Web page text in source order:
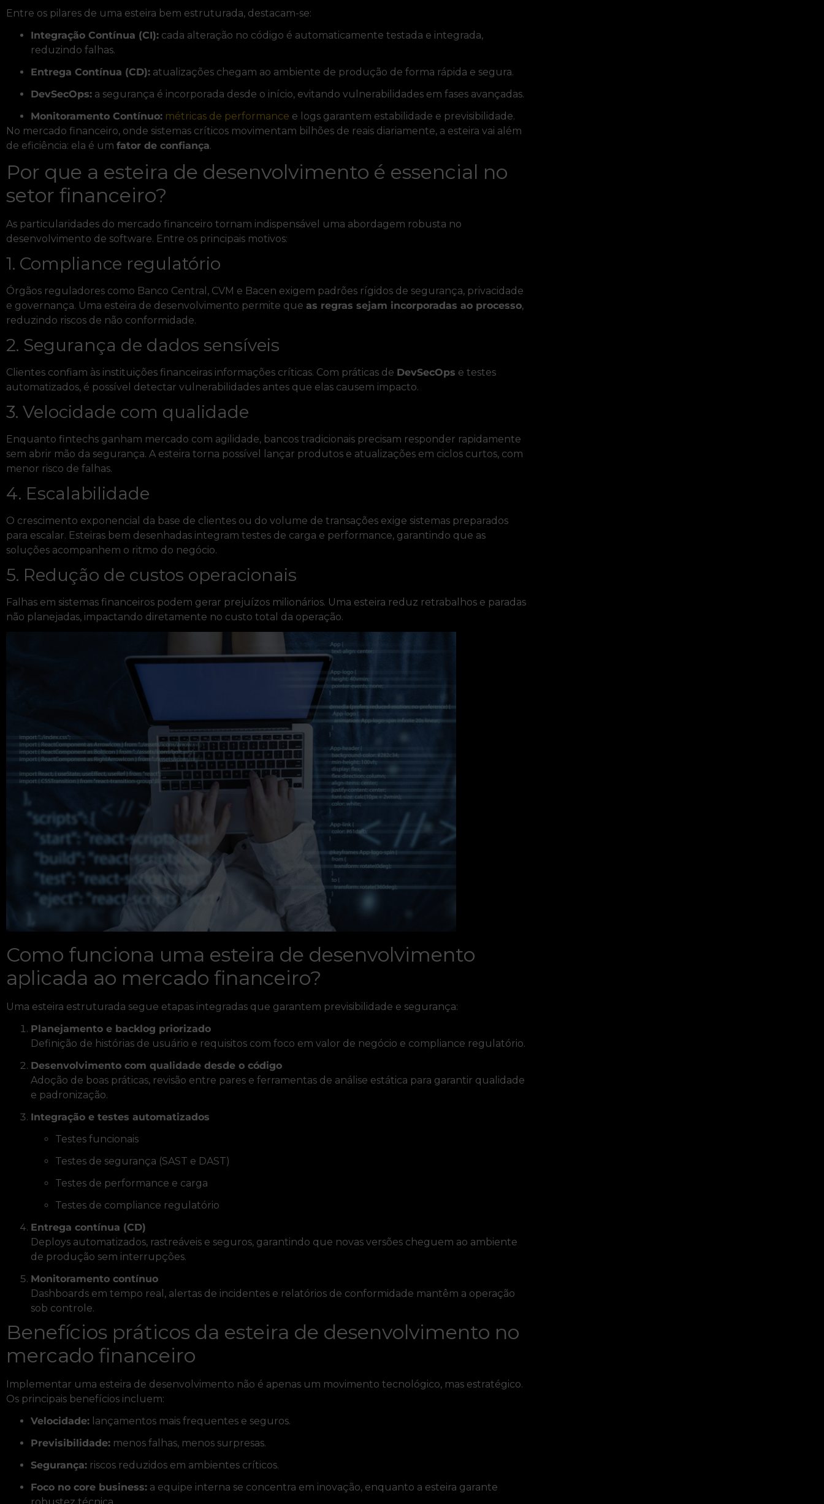
Entre os pilares de uma esteira bem estruturada, destacam-se:
Integração Contínua (CI): cada alteração no código é automaticamente testada e integrada,
reduzindo falhas.
Entrega Contínua (CD): atualizações chegam ao ambiente de produção de forma rápida e segura.
DevSecOps: a segurança é incorporada desde o início, evitando vulnerabilidades em fases avançadas.
Monitoramento Contínuo: métricas de performance e logs garantem estabilidade e previsibilidade.
No mercado financeiro, onde sistemas críticos movimentam bilhões de reais diariamente, a esteira vai além
de eficiência: ela é um fator de confiança.
Por que a esteira de desenvolvimento é essencial no
setor financeiro?
As particularidades do mercado financeiro tornam indispensável uma abordagem robusta no
desenvolvimento de software. Entre os principais motivos:
1. Compliance regulatório
Órgãos reguladores como Banco Central, CVM e Bacen exigem padrões rígidos de segurança, privacidade
e governança. Uma esteira de desenvolvimento permite que as regras sejam incorporadas ao processo,
reduzindo riscos de não conformidade.
2. Segurança de dados sensíveis
Clientes confiam às instituições financeiras informações críticas. Com práticas de DevSecOps e testes
automatizados, é possível detectar vulnerabilidades antes que elas causem impacto.
3. Velocidade com qualidade
Enquanto fintechs ganham mercado com agilidade, bancos tradicionais precisam responder rapidamente
sem abrir mão da segurança. A esteira torna possível lançar produtos e atualizações em ciclos curtos, com
menor risco de falhas.
4. Escalabilidade
O crescimento exponencial da base de clientes ou do volume de transações exige sistemas preparados
para escalar. Esteiras bem desenhadas integram testes de carga e performance, garantindo que as
soluções acompanhem o ritmo do negócio.
5. Redução de custos operacionais
Falhas em sistemas financeiros podem gerar prejuízos milionários. Uma esteira reduz retrabalhos e paradas
não planejadas, impactando diretamente no custo total da operação.
Como funciona uma esteira de desenvolvimento
aplicada ao mercado financeiro?
Uma esteira estruturada segue etapas integradas que garantem previsibilidade e segurança:
Planejamento e backlog priorizado
Definição de histórias de usuário e requisitos com foco em valor de negócio e compliance regulatório.
Desenvolvimento com qualidade desde o código
Adoção de boas práticas, revisão entre pares e ferramentas de análise estática para garantir qualidade
e padronização.
Integração e testes automatizados
Testes funcionais
Testes de segurança (SAST e DAST)
Testes de performance e carga
Testes de compliance regulatório
Entrega contínua (CD)
Deploys automatizados, rastreáveis e seguros, garantindo que novas versões cheguem ao ambiente
de produção sem interrupções.
Monitoramento contínuo
Dashboards em tempo real, alertas de incidentes e relatórios de conformidade mantêm a operação
sob controle.
Benefícios práticos da esteira de desenvolvimento no
mercado financeiro
Implementar uma esteira de desenvolvimento não é apenas um movimento tecnológico, mas estratégico.
Os principais benefícios incluem:
Velocidade: lançamentos mais frequentes e seguros.
Previsibilidade: menos falhas, menos surpresas.
Segurança: riscos reduzidos em ambientes críticos.
Foco no core business: a equipe interna se concentra em inovação, enquanto a esteira garante